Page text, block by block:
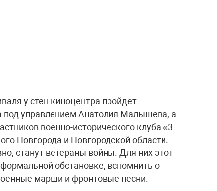
у стен киноцентра пройдет
под управлением Анатолия Малышева, а
военно-исторического клуба «3
Новгорода и Новгородской области.
станут ветераны войны. Для них этот
обстановке, вспомнить о
марши и фронтовые песни.